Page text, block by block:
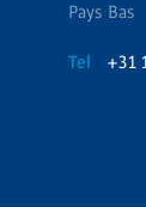
Pays Bas
Tel +31